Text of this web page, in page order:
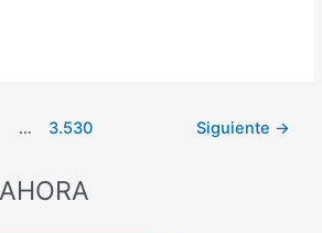
… 3.530 Siguiente →